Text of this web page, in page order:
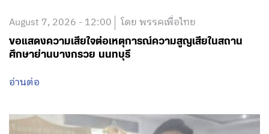
August 7, 2026 - 12:00 โดย พรรคเพื่อไทย
ขอแสดงความเสียใจต่อเหตุการณ์ความสูญเสียในสถาน
ศึกษาย่านบางกรวย นนทบุรี
อ่านต่อ